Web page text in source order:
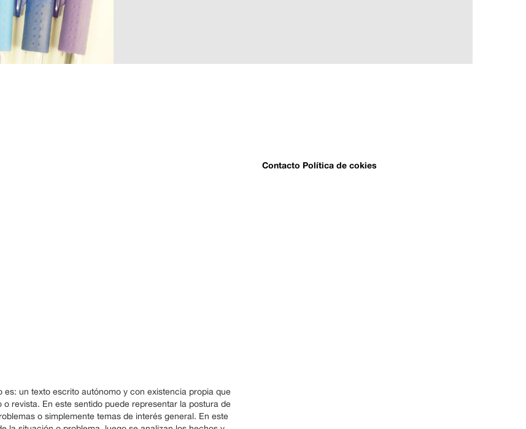
un texto escrito autónomo y con existencia propia que
revista. En este sentido puede representar la postura de
o simplemente temas de interés general. En este
Contacto Política de cokies